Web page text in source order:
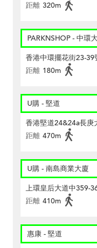
距離 320m
PARKNSHOP - 中環
香港中環擺花街23-
距離 180m
U購 - 堅道
香港堅道24&24a長庚
距離 470m
U購 - 南島商業大廈
上環皇后大道中359-
距離 410m
惠康 - 堅道